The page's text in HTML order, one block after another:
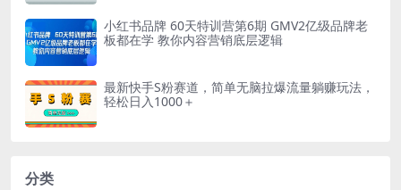
小红书品牌 60天特训营第6期 GMV2亿级品牌老
板都在学 教你内容营销底层逻辑
最新快手S粉赛道，简单无脑拉爆流量躺赚玩法，
轻松日入1000＋
分类